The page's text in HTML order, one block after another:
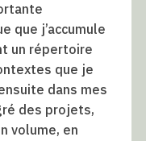
que j’accumule
un répertoire
que je
dans mes
des projets,
volume, en